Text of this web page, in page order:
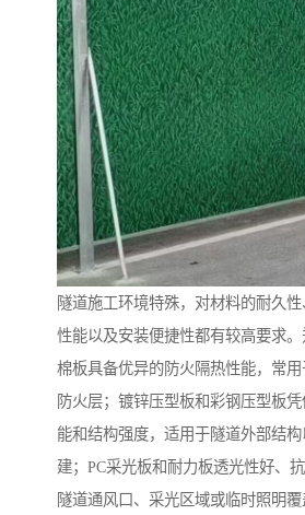
隧道施工环境特殊，对材料的耐久
性能以及安装便捷性都有较高要求
棉板具备优异的防火隔热性能，常
防火层；镀锌压型板和彩钢压型板
能和结构强度，适用于隧道外部结
建；PC采光板和耐力板透光性好、
隧道通风口、采光区域或临时照明